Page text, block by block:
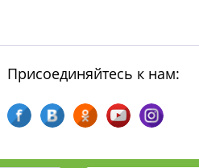
Присоединяйтесь к нам: